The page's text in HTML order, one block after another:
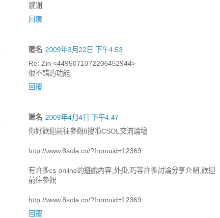
感謝
回覆
匿名 2009年3月22日 下午4:53
Re: Zin <4495071072206452944>
很不錯的功能
回覆
匿名 2009年4月4日 下午4:47
你好歡迎前往參觀8搜啦CSOL交流論壇
http://www.8sola.cn/?fromuid=12369
有許多cs online的遊戲內容,外掛,巧等許多討論分享介紹,歡迎
前往參觀
http://www.8sola.cn/?fromuid=12369
回覆